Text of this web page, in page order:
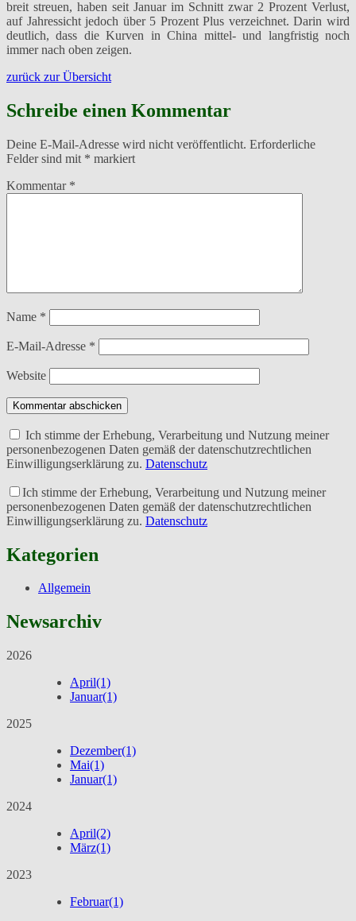
breit streuen, haben seit Januar im Schnitt zwar 2 Prozent Verlust,
auf Jahressicht jedoch über 5 Prozent Plus verzeichnet. Darin wird
deutlich, dass die Kurven in China mittel- und langfristig noch
immer nach oben zeigen.
zurück zur Übersicht
Schreibe einen Kommentar
Deine E-Mail-Adresse wird nicht veröffentlicht. Erforderliche
Felder sind mit * markiert
Kommentar *
Name *
E-Mail-Adresse *
Website
Kommentar abschicken
Ich stimme der Erhebung, Verarbeitung und Nutzung meiner
personenbezogenen Daten gemäß der datenschutzrechtlichen
Einwilligungserklärung zu. Datenschutz
Ich stimme der Erhebung, Verarbeitung und Nutzung meiner
personenbezogenen Daten gemäß der datenschutzrechtlichen
Einwilligungserklärung zu. Datenschutz
Kategorien
Allgemein
Newsarchiv
2026
April(1)
Januar(1)
2025
Dezember(1)
Mai(1)
Januar(1)
2024
April(2)
März(1)
2023
Februar(1)